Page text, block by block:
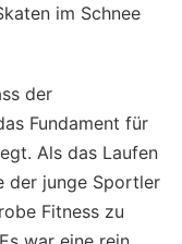
im Schnee
der
Fundament für
Als das Laufen
der junge Sportler
Fitness zu